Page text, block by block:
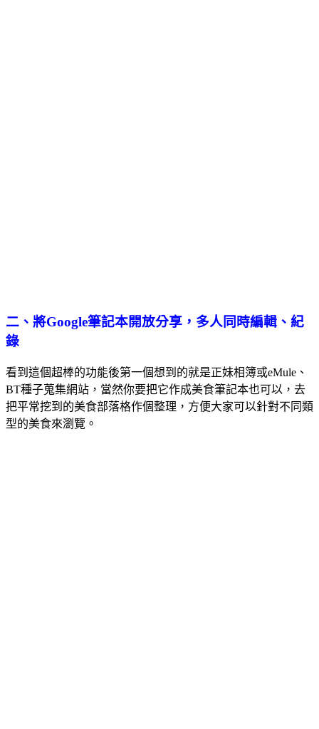
二、將Google筆記本開放分享，多人同時編輯、紀
錄
看到這個超棒的功能後第一個想到的就是正妹相簿或eMule、
BT種子蒐集網站，當然你要把它作成美食筆記本也可以，去
把平常挖到的美食部落格作個整理，方便大家可以針對不同類
型的美食來瀏覽。